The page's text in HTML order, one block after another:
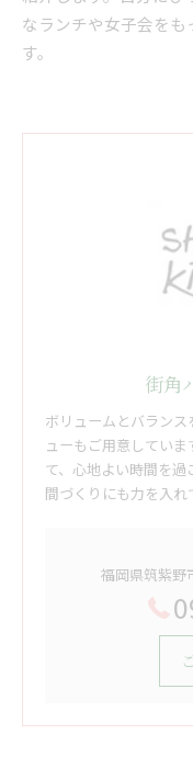
なランチや女子会を
す。
街角
ボリュームとバラン
ューもご用意してい
て、心地よい時間を
間づくりにも力を入れ
福岡県筑紫野